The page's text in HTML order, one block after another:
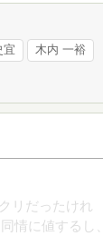
宜 木内 一裕
リだったけれ
情に値するし、